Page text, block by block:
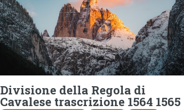
Divisione della Regola di
Cavalese trascrizione 1564 1565